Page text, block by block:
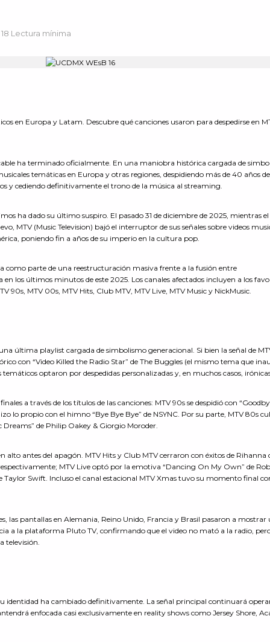
18 Lectura mínima
en Europa y Latam. Descubre qué canciones usaron para despedirse en
ha terminado oficialmente. En una maniobra histórica cargada de
temáticas en Europa y otras regiones, despidiendo más de 40 años
y cediendo definitivamente el trono de la música al streaming.
ha dado su último suspiro. El pasado 31 de diciembre de 2025, mientras el
MTV (Music Television) bajó el interruptor de sus señales sobre videos
poniendo fin a años de su imperio en la cultura pop.
como parte de una reestructuración masiva frente a la fusión entre
los últimos minutos de este 2025. Los canales afectados incluyen a los
90s, MTV 00s, MTV Hits, Club MTV, MTV Live, MTV Music y NickMusic.
última playlist cargada de simbolismo generacional. Si bien la señal de
con “Video Killed the Radio Star” de The Buggles (el mismo tema que
temáticos optaron por despedidas personalizadas y, en muchos casos,
a través de los títulos de las canciones: MTV 90s se despidió con
lo propio con el himno “Bye Bye Bye” de NSYNC. Por su parte, MTV 80s
de Philip Oakey & Giorgio Moroder.
alto antes del apagón. MTV Hits y Club MTV cerraron con éxitos de Rihanna
MTV Live optó por la emotiva “Dancing On My Own” de
Taylor Swift. Incluso el canal estacional MTV Xmas tuvo su momento final
las pantallas en Alemania, Reino Unido, Francia y Brasil pasaron a mostrar
a la plataforma Pluto TV, confirmando que el video no mató a la radio,
televisión.
identidad ha cambiado definitivamente. La señal principal continuará
enfocada casi exclusivamente en reality shows como Jersey Shore,